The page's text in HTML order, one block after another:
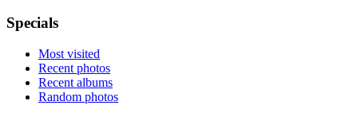
Specials
Most visited
Recent photos
Recent albums
Random photos